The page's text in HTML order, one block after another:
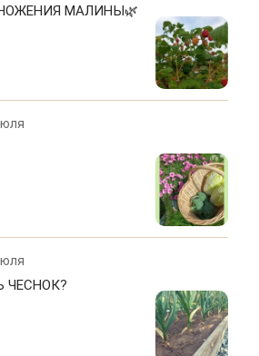
МАЛИНЫ🌿
ЧЕСНОК?